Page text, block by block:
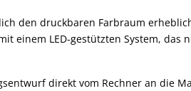
den druckbaren Farbraum
einem LED-gestützten System, das
direkt vom Rechner an die